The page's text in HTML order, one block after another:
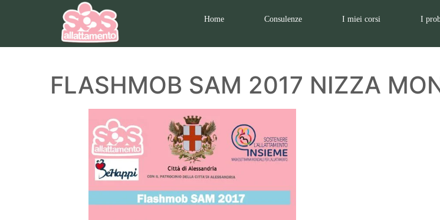
Home Consulenze I miei corsi I
FLASHMOB SAM 2017 NIZZA